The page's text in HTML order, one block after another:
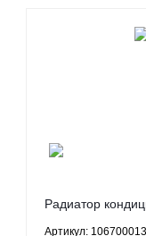
Радиатор
Артикул: